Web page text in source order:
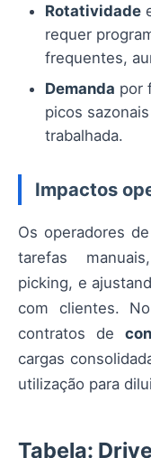
Rotatividade
requer
frequentes,
Demanda por
picos
trabalhada.
Impactos
Os operadores
tarefas
picking, e
com clientes.
contratos de
cargas
utilização para
Tabela: